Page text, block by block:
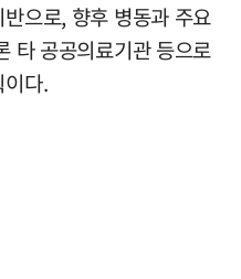
으로, 향후 병동과 주요
타 공공의료기관 등으로
다.